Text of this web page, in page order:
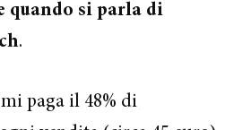
quando si parla di
.
paga il 48% di